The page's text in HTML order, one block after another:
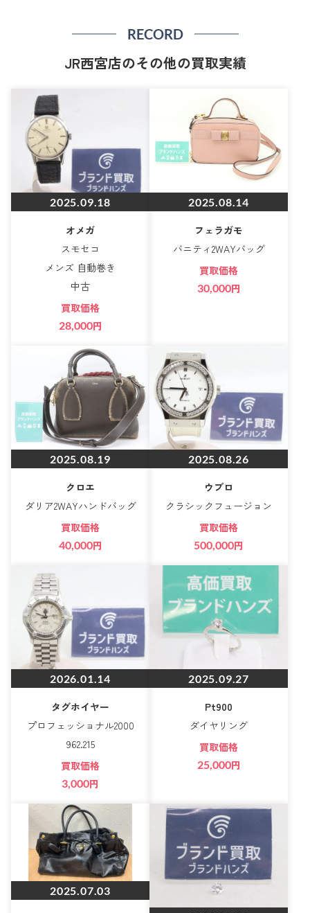
RECORD
JR西宮店のその他の買取実績
2025.09.18
オメガ
スモセコ
メンズ 自動巻き
中古
買取価格
28,000円
2025.08.14
フェラガモ
バニティ2WAYバッグ
買取価格
30,000円
2025.08.19
クロエ
ダリア2WAYハンドバッグ
買取価格
40,000円
2025.08.26
ウブロ
クラシックフュージョン
買取価格
500,000円
2026.01.14
タグホイヤー
プロフェッショナル2000
962.215
買取価格
3,000円
2025.09.27
Pt900
ダイヤリング
買取価格
25,000円
2025.07.03